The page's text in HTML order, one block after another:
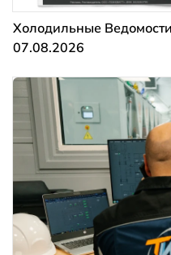
Холодильные
07.08.2026